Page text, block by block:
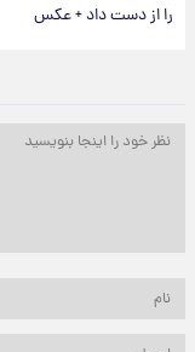
را از دست داد + عکس